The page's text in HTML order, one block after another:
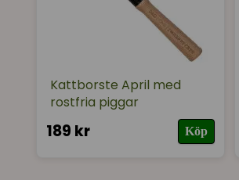
Kattborste April med
rostfria piggar
189 kr Köp